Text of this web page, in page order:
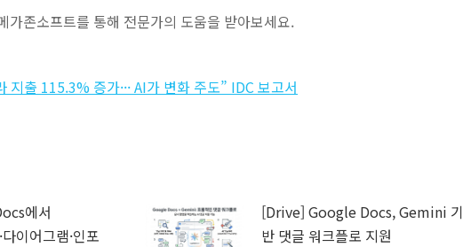
가존소프트를 통해 전문가의 도움을 받아보세요.
출 115.3% 증가··· AI가 변화 주도” IDC 보고서
에서
이어그램·인포
[Drive] Google Docs, Gemini 기
반 댓글 워크플로 지원